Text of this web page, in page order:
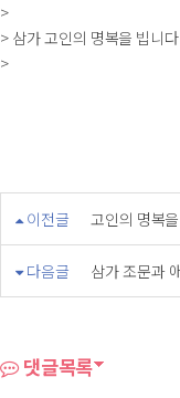
>
> 삼가 고인의 명복을 빕니다
>
이전글 고인의 명복
다음글 삼가 조문과
댓글목록